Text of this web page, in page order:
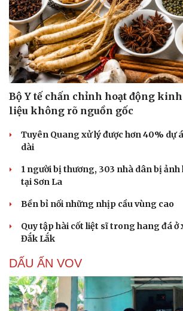
Bộ Y tế chấn chỉnh hoạt động
liệu không rõ nguồn gốc
Tuyên Quang xử lý được hơn 40% dự
dài
1 người bị thương, 303 nhà dân bị
tại Sơn La
Bền bỉ nối những nhịp cầu vùng cao
Quy tập hài cốt liệt sĩ trong hang đá ở
Đắk Lắk
DẤU ẤN VOV